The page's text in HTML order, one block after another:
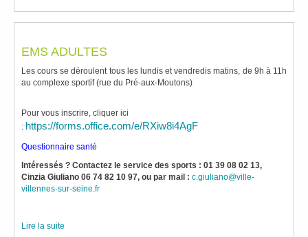
EMS ADULTES
Les cours se déroulent tous les lundis et vendredis matins, de 9h à 11h
au complexe sportif (rue du Pré-aux-Moutons)
Pour vous inscrire, cliquer ici
: https://forms.office.com/e/RXiw8i4AgF
Questionnaire santé
Intéressés ? Contactez le service des sports : 01 39 08 02 13,
Cinzia Giuliano 06 74 82 10 97, ou par mail : c.giuliano@ville-
villennes-sur-seine.fr
Lire la suite